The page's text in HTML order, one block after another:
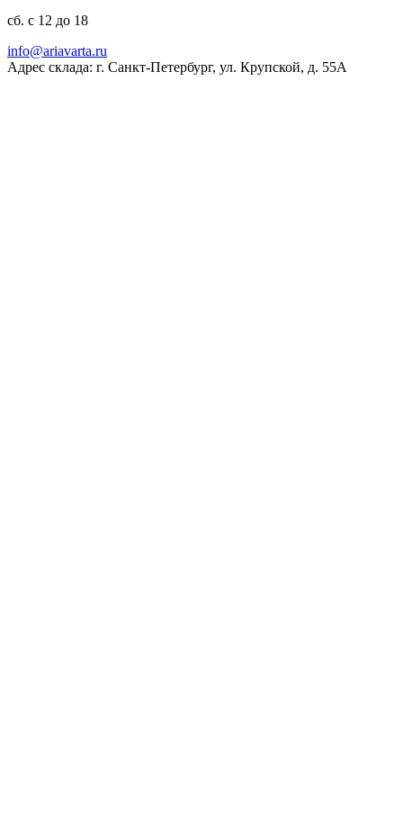
сб. с 12 до 18
ur.atravaira@ofni
Адрес склада: г. Санкт-Петербург, ул. Крупской, д. 55А